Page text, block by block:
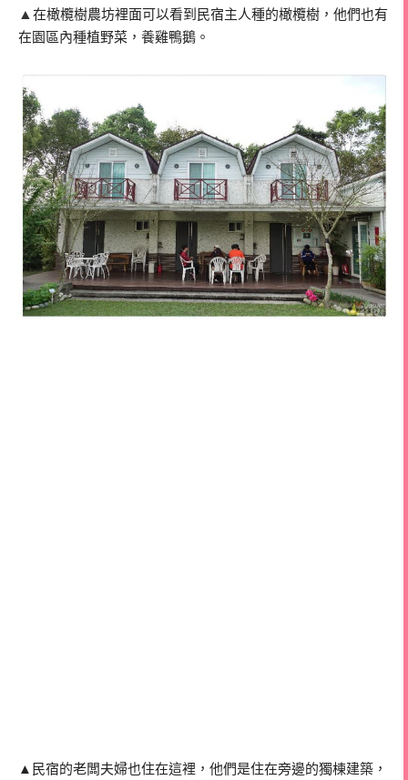
▲在橄欖樹農坊裡面可以看到民宿主人種的橄欖樹，他們也有
在園區內種植野菜，養雞鴨鵝。
▲民宿的老闆夫婦也住在這裡，他們是住在旁邊的獨棟建築，